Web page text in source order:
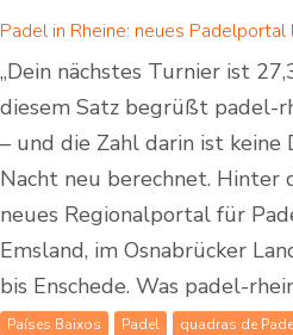
„Dein nächstes Turnier ist
diesem Satz begrüßt padel-
– und die Zahl darin ist keine
Nacht neu berechnet. Hinter
neues Regionalportal für
Emsland, im Osnabrücker
bis Enschede. Was padel-
Países Baixos Padel quadras de